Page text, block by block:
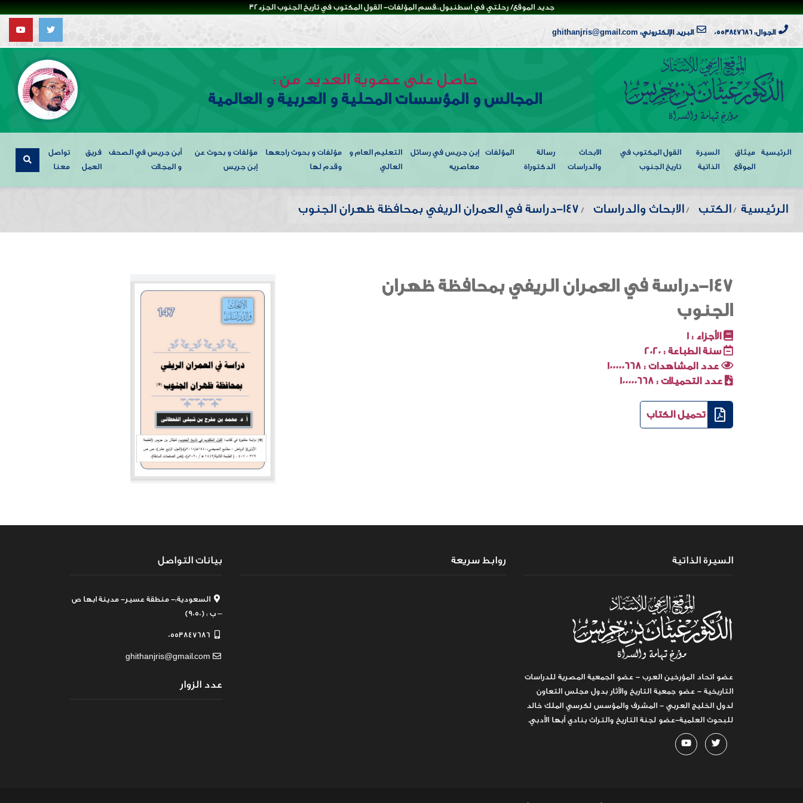
جديد الموقع/ رحلتي في اسطنبول،،قسم المؤلفات- القول المكتوب في تاريخ الجنوب الجزء32
الجوال: 0553847686 البريد الإلكتروني: ghithanjris@gmail.com
حاصل على عضوية العديد من :
المجالس و المؤسسات المحلية و العربية و العالمية
الرئيسية
ميثاق
الموقع
السيرة
الذاتية
القول المكتوب في
تاريخ الجنوب
الابحاث
والدراسات
رسالة
الدكتوراة
المؤلفات
إبن جريس في رسائل
معاصريه
التعليم العام و
العالي
مؤلفات و بحوث راجعها
وقدم لها
مؤلفات و بحوث عن
إبن جريس
أبن جريس في الصحف
و المجلات
فريق
العمل
تواصل
معنا
الرئيسية الكتب الابحاث والدراسات 147-دراسة في العمران الريفي بمحافظة ظهران الجنوب
147-دراسة في العمران الريفي بمحافظة ظهران
الجنوب
الأجزاء : 1
سنة الطباعة : 2020
عدد المشاهدات : 100000668
عدد التحميلات : 100000668
تحميل الكتاب
السيرة الذاتية
عضو اتحاد المؤرخين العرب - عضو الجمعية المصرية للدراسات
التاريخية - عضو جمعية التاريخ والآثار بدول مجلس التعاون
لدول الخليج العربي - المشرف والمؤسس لكرسي الملك خالد
للبحوث العلمية-عضو لجنة التاريخ والتراث بنادي أبها الأدبي.
روابط سريعة بيانات التواصل
السعودية:- منطقة عسير- مدينة ابها ص
– ب : (9050)
0553847686
ghithanjris@gmail.com
عدد الزوار